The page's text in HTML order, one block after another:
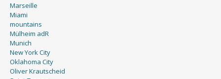
Marseille
Miami
mountains
Mülheim adR
Munich
New York City
Oklahoma City
Oliver Krautscheid